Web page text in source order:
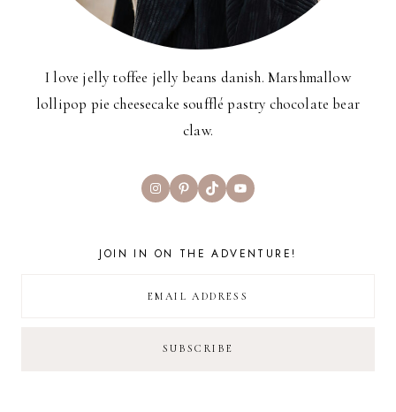
I love jelly toffee jelly beans danish. Marshmallow
lollipop pie cheesecake soufflé pastry chocolate bear
claw.
InstagramPinterest
TikTokYouTube
JOIN IN ON THE ADVENTURE!